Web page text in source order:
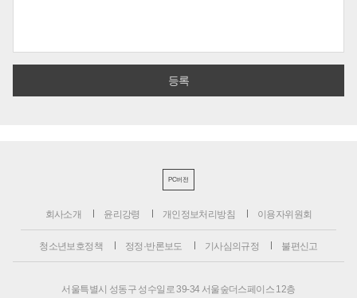
PC버전
회사소개 윤리강령 개인정보처리방침 이용자위원회
청소년보호정책 정정·반론보도 기사심의규정 불편신고
서울특별시 성동구 성수일로 39-34 서울숲더스페이스 12층